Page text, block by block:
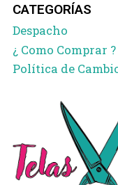
CATEGORÍAS
Despacho
¿ Como Comprar ?
Política de